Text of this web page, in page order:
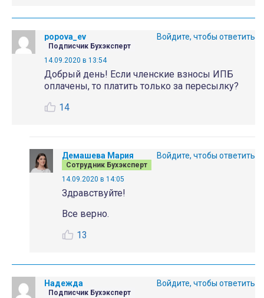
popova_ev
Подписчик Бухэксперт
14.09.2020 в 13:54
Добрый день! Если членские взносы ИПБ
оплачены, то платить только за пересылку?
14
Войдите, чтобы ответить
Демашева Мария
Сотрудник Бухэксперт
14.09.2020 в 14:05
Здравствуйте!
Все верно.
13
Войдите, чтобы ответить
Надежда
Подписчик Бухэксперт
Войдите, чтобы ответить